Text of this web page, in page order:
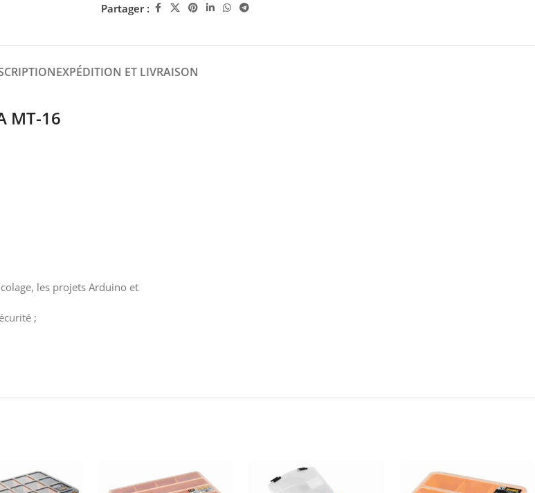
Partager :
EXPÉDITION ET LIVRAISON
MT-16
les projets Arduino et
;